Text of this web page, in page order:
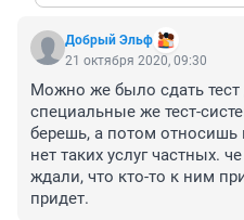
Добрый Эльф
21 октября 2020, 09:30
Можно же было сдать
специальные же тест-
берешь, а потом
нет таких услуг частных.
ждали, что кто-то к ним
придет.